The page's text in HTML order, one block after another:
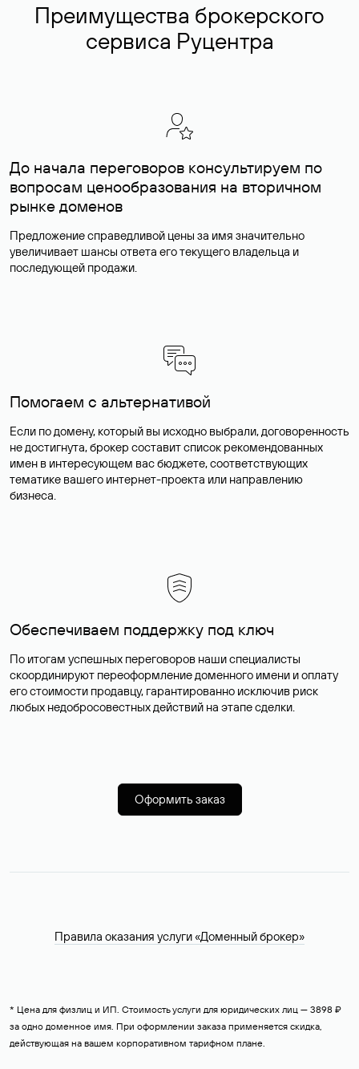
Преимущества брокерского
сервиса Руцентра
До начала переговоров консультируем по
вопросам ценообразования на вторичном
рынке доменов
Предложение справедливой цены за имя значительно
увеличивает шансы ответа его текущего владельца и
последующей продажи.
Помогаем с альтернативой
Если по домену, который вы исходно выбрали, договоренность
не достигнута, брокер составит список рекомендованных
имен в интересующем вас бюджете, соответствующих
тематике вашего интернет-проекта или направлению
бизнеса.
Обеспечиваем поддержку под ключ
По итогам успешных переговоров наши специалисты
скоординируют переоформление доменного имени и оплату
его стоимости продавцу, гарантированно исключив риск
любых недобросовестных действий на этапе сделки.
Оформить заказ
Правила оказания услуги «Доменный брокер»
* Цена для физлиц и ИП. Стоимость услуги для юридических лиц — 3898 ₽
за одно доменное имя. При оформлении заказа применяется скидка,
действующая на вашем корпоративном тарифном плане.